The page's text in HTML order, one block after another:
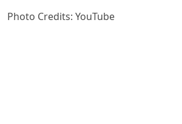
Photo Credits: YouTube